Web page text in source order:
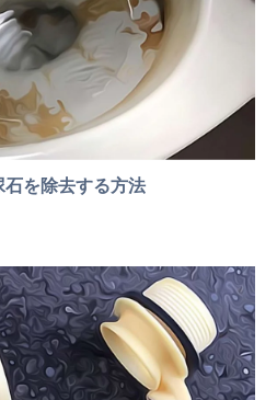
を除去する方法